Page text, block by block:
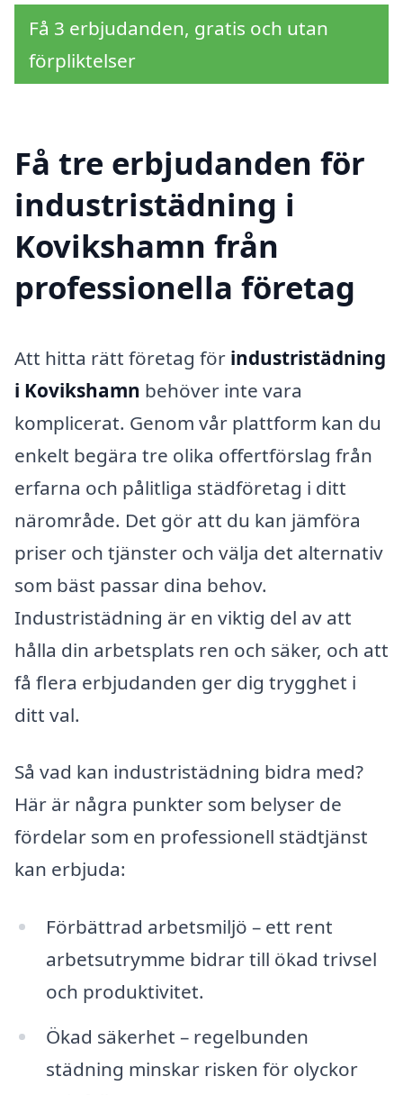
Få 3 erbjudanden, gratis och utan
förpliktelser
Få tre erbjudanden för
industristädning i
Kovikshamn från
professionella företag
Att hitta rätt företag för industristädning
i Kovikshamn behöver inte vara
komplicerat. Genom vår plattform kan du
enkelt begära tre olika offertförslag från
erfarna och pålitliga städföretag i ditt
närområde. Det gör att du kan jämföra
priser och tjänster och välja det alternativ
som bäst passar dina behov.
Industristädning är en viktig del av att
hålla din arbetsplats ren och säker, och att
få flera erbjudanden ger dig trygghet i
ditt val.
Så vad kan industristädning bidra med?
Här är några punkter som belyser de
fördelar som en professionell städtjänst
kan erbjuda:
Förbättrad arbetsmiljö – ett rent
arbetsutrymme bidrar till ökad trivsel
och produktivitet.
Ökad säkerhet – regelbunden
städning minskar risken för olyckor